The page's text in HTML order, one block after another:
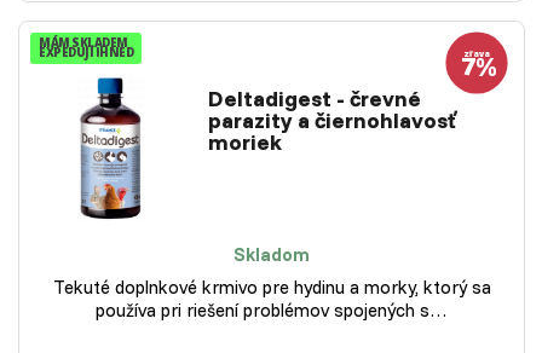
MÁM SKLADEM
EXPEDUJI IHNED
Deltadigest - črevné
parazity a čiernohlavosť
moriek
Skladom
Tekuté doplnkové krmivo pre hydinu a morky, ktorý sa
používa pri riešení problémov spojených s…